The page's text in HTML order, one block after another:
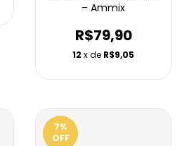
– Ammix
R$79,90
12 x de R$9,05
7%
OFF